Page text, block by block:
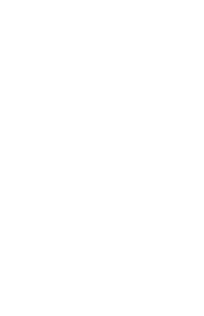
powyżej 200zł